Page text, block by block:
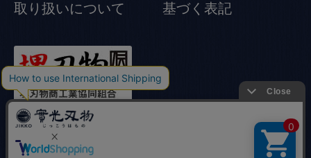
取り扱いについて
基づく表記
© Jikko Japanese knife All rights reserved.